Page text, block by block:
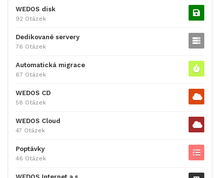
WEDOS disk
92 Otázek
Dedikované servery
76 Otázek
Automatická migrace
67 Otázek
WEDOS CD
58 Otázek
WEDOS Cloud
47 Otázek
Poptávky
46 Otázek